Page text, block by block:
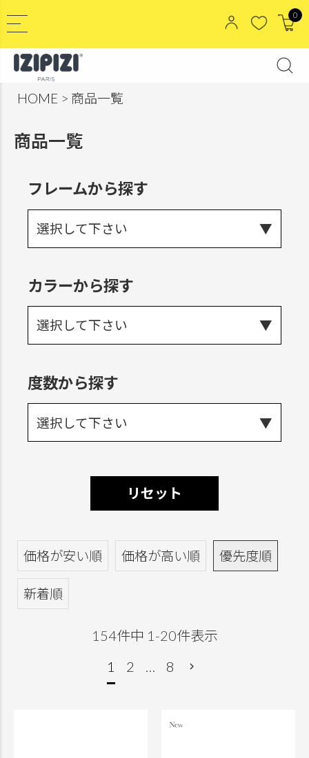
0
HOME 商品一覧
商品一覧
フレームから探す
選択して下さい
カラーから探す
選択して下さい
度数から探す
選択して下さい
リセット
価格が安い順 価格が高い順 優先度順
新着順
154件中 1 -20件表示
1
2 8